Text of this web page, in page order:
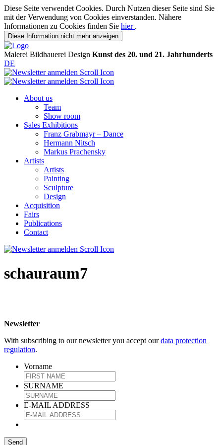
Diese Seite verwendet Cookies. Durch Nutzen dieser Seite sind Sie
mit der Verwendung von Cookies einverstanden. Nähere
Informationen zu Cookies finden Sie hier .
Diese Information nicht mehr anzeigen
Malerei Bildhauerei Design Kunst des 20. und 21. Jahrhunderts
DE
About us
Team
Show room
Sales Exhibitions
Franz Grabmayr – Dance
Hermann Nitsch
Markus Prachensky
Artists
Artists
Painting
Sculpture
Design
Acquisition
Fairs
Publications
Contact
schauraum7
Newsletter
With subscribing to our newsletter you accept ourdata protection
regulation.
Vorname
SURNAME
E-MAIL ADDRESS